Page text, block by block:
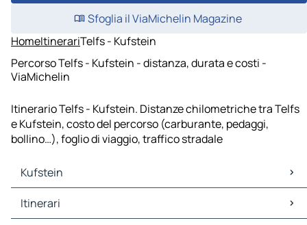
Sfoglia il ViaMichelin Magazine
HomeItinerariTelfs - Kufstein
Percorso Telfs - Kufstein - distanza, durata e costi -
ViaMichelin
Itinerario Telfs - Kufstein. Distanze chilometriche tra Telfs
e Kufstein, costo del percorso (carburante, pedaggi,
bollino…), foglio di viaggio, traffico stradale
Kufstein
Kufstein Mappe Piantine
Kufstein Traffico
Itinerari